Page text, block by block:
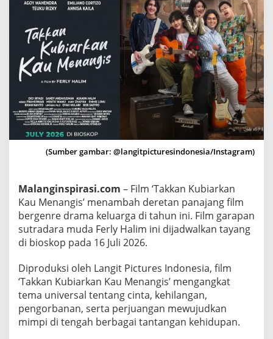
n
K
u
b
i
a
k
K
M
e
n
a
n
i
s
(Sumber gambar: @langitpicturesindonesia/Instagram)
Malanginspirasi.com – Film ‘Takkan Kubiarkan
Kau Menangis’ menambah deretan panajang film
bergenre drama keluarga di tahun ini. Film garapan
sutradara muda Ferly Halim ini dijadwalkan tayang
di bioskop pada 16 Juli 2026.
Diproduksi oleh Langit Pictures Indonesia, film
‘Takkan Kubiarkan Kau Menangis’ mengangkat
tema universal tentang cinta, kehilangan,
pengorbanan, serta perjuangan mewujudkan
mimpi di tengah berbagai tantangan kehidupan.